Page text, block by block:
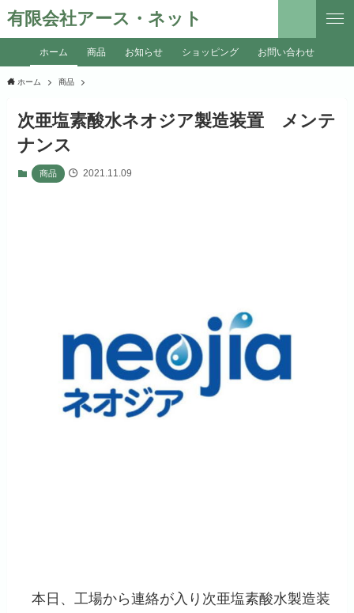
有限会社アース・ネット
ホーム 商品 お知らせ ショッピング お問い合わせ
ホーム 商品
次亜塩素酸水ネオジア製造装置 メンテ
ナンス
商品 2021.11.09
本日、工場から連絡が入り次亜塩素酸水製造装